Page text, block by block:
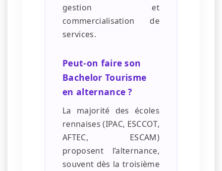
gestion et
commercialisation de
services.
Peut-on faire son
Bachelor Tourisme
en alternance ?
La majorité des écoles
rennaises (IPAC, ESCCOT,
AFTEC, ESCAM)
proposent l’alternance,
souvent dès la troisième